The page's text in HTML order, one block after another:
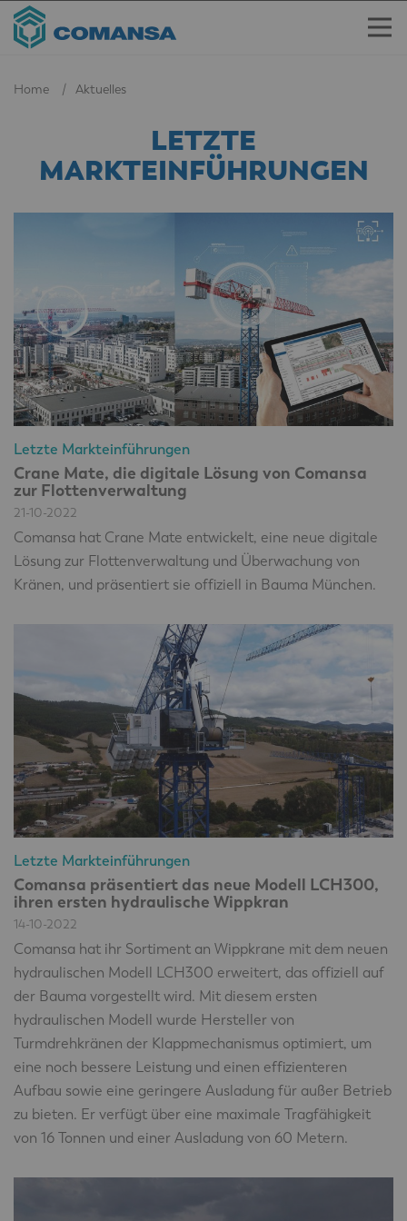
Home Aktuelles
LETZTE
MARKTEINFÜHRUNGEN
Letzte Markteinführungen
Crane Mate, die digitale Lösung von Comansa
zur Flottenverwaltung
21-10-2022
Comansa hat Crane Mate entwickelt, eine neue digitale
Lösung zur Flottenverwaltung und Überwachung von
Kränen, und präsentiert sie offiziell in Bauma München.
Letzte Markteinführungen
Comansa präsentiert das neue Modell LCH300,
ihren ersten hydraulische Wippkran
14-10-2022
Comansa hat ihr Sortiment an Wippkrane mit dem neuen
hydraulischen Modell LCH300 erweitert, das offiziell auf
der Bauma vorgestellt wird. Mit diesem ersten
hydraulischen Modell wurde Hersteller von
Turmdrehkränen der Klappmechanismus optimiert, um
eine noch bessere Leistung und einen effizienteren
Aufbau sowie eine geringere Ausladung für außer Betrieb
zu bieten. Er verfügt über eine maximale Tragfähigkeit
von 16 Tonnen und einer Ausladung von 60 Metern.